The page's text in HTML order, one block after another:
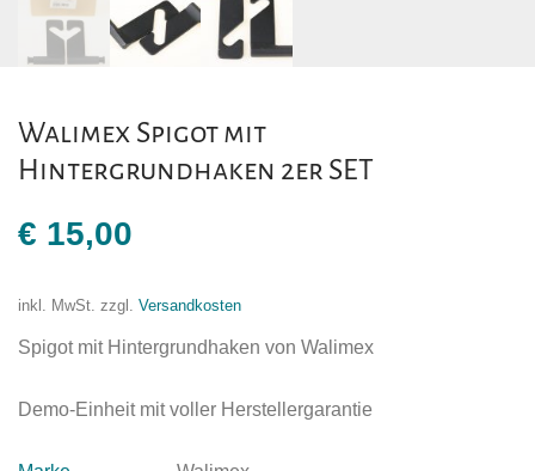
Walimex Spigot mit
Hintergrundhaken 2er SET
€ 15,00
inkl. MwSt. zzgl. Versandkosten
Spigot mit Hintergrundhaken von Walimex
Demo-Einheit mit voller Herstellergarantie